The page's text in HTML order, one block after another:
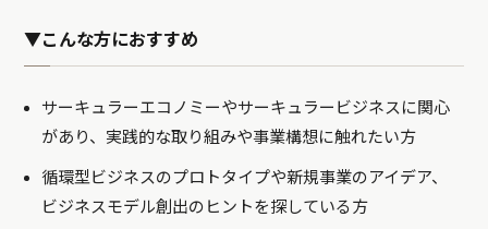
▼こんな方におすすめ
サーキュラーエコノミーやサーキュラービジネスに関心
があり、実践的な取り組みや事業構想に触れたい方
循環型ビジネスのプロトタイプや新規事業のアイデア、
ビジネスモデル創出のヒントを探している方